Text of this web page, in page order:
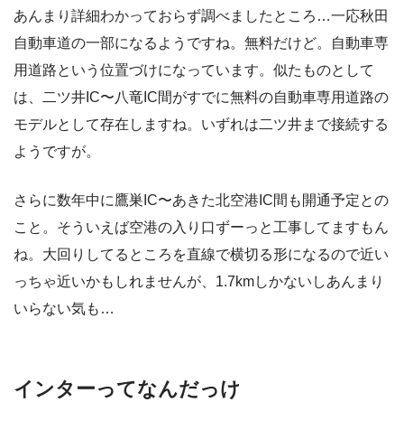
あんまり詳細わかっておらず調べましたところ…一応秋田
自動車道の一部になるようですね。無料だけど。自動車専
用道路という位置づけになっています。似たものとして
は、二ツ井IC〜八竜IC間がすでに無料の自動車専用道路の
モデルとして存在しますね。いずれは二ツ井まで接続する
ようですが。
さらに数年中に鷹巣IC〜あきた北空港IC間も開通予定との
こと。そういえば空港の入り口ずーっと工事してますもん
ね。大回りしてるところを直線で横切る形になるので近い
っちゃ近いかもしれませんが、1.7kmしかないしあんまり
いらない気も…
インターってなんだっけ